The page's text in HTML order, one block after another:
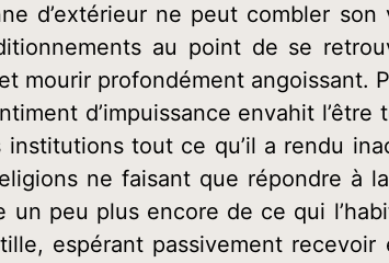
d’extérieur ne peut combler
au point de se
mourir profondément angoissant.
d’impuissance envahit
tout ce qu’il a rendu
ne faisant que répondre à
un peu plus encore de ce qui
espérant passivement